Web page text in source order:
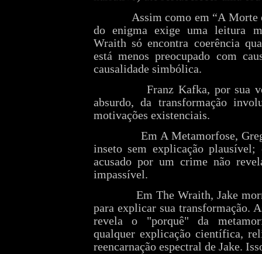
Assim como em “A Morte
do enigma exige uma leitura
Wraith só encontra coerência
está menos preocupado com
causalidade simbólica.
Franz Kafka, por sua
absurdo, da transformação
motivações existenciais.
Em A Metamorfose,
inseto sem explicação
acusado por um crime não
impassível.
Em The Wraith, Jake
para explicar sua transformação.
revela o "porquê" da
qualquer explicação científica,
reencarnação espectral de Jake.